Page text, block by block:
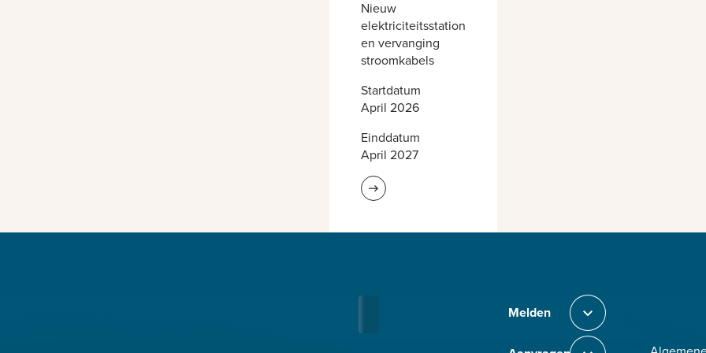
Nieuw
elektriciteitsstation
en vervanging
stroomkabels
Startdatum
April 2026
Einddatum
April 2027
Melden Sluit section-0